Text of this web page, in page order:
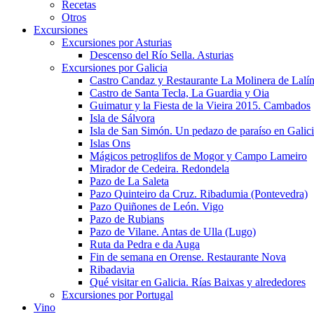
Recetas
Otros
Excursiones
Excursiones por Asturias
Descenso del Río Sella. Asturias
Excursiones por Galicia
Castro Candaz y Restaurante La Molinera de Lalín
Castro de Santa Tecla, La Guardia y Oia
Guimatur y la Fiesta de la Vieira 2015. Cambados
Isla de Sálvora
Isla de San Simón. Un pedazo de paraíso en
Islas Ons
Mágicos petroglifos de Mogor y Campo Lameiro
Mirador de Cedeira. Redondela
Pazo de La Saleta
Pazo Quinteiro da Cruz. Ribadumia (Pontevedra)
Pazo Quiñones de León. Vigo
Pazo de Rubians
Pazo de Vilane. Antas de Ulla (Lugo)
Ruta da Pedra e da Auga
Fin de semana en Orense. Restaurante Nova
Ribadavia
Qué visitar en Galicia. Rías Baixas y alrededores
Excursiones por Portugal
Vino